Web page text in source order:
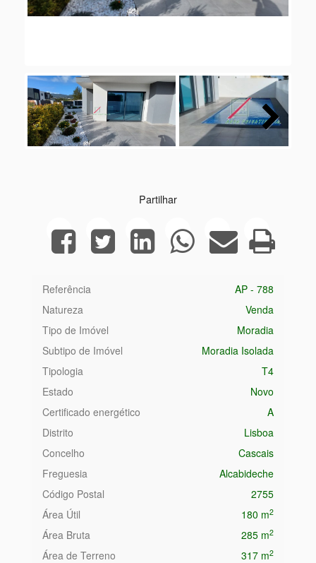
Next
Partilhar
Referência
AP - 788
Natureza
Venda
Tipo de Imóvel
Moradia
Subtipo de Imóvel
Moradia Isolada
Tipologia
T4
Estado
Novo
Certificado energético
A
Distrito
Lisboa
Concelho
Cascais
Freguesia
Alcabideche
Código Postal
2755
Área Útil
180 m2
Área Bruta 285 m2
Área de Terreno 317 m2